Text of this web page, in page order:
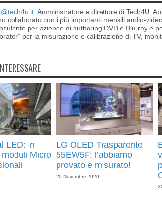
. Amministratore e direttore di Tech4U.
collaborato con i più importanti mensili audio-
per aziende di authoring DVD e Blu-ray e
per la misurazione e calibrazione di TV,
LED: in
Micro
LG OLED Trasparente
55EW5F: l’abbiamo
provato e misurato!
20 Novembre 2020